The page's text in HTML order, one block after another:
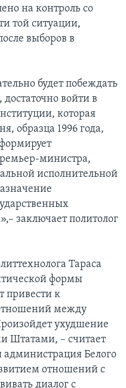
на контроль со
той ситуации,
выборов в
будет побеждать
войти в
которая
образца 1996 года,
министра,
исполнительной
заключает политолог
Тараса
формы
привести к
между
ухудшение
Штатами, – считает
администрация Белого
отношений с
диалог с